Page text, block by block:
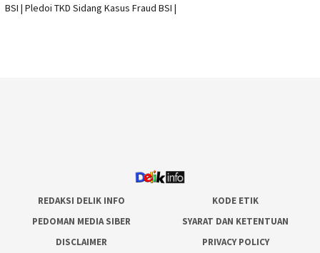
BSI | Pledoi TKD Sidang Kasus Fraud BSI |
REDAKSI DELIK INFO
KODE ETIK
PEDOMAN MEDIA SIBER
SYARAT DAN KETENTUAN
DISCLAIMER
PRIVACY POLICY